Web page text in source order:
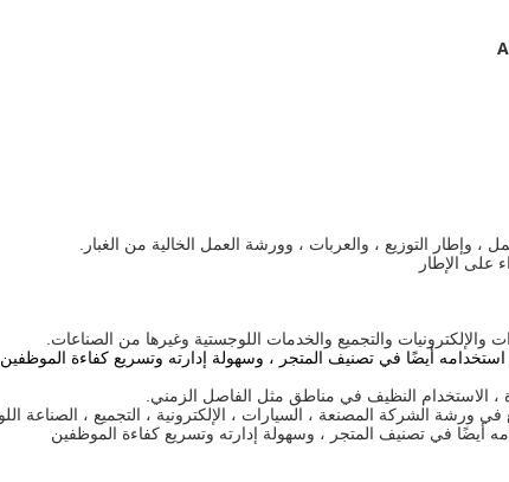
أيضًا في تصنيف المتجر ، وسهولة إدارته وتسريع كفاءة الموظفين